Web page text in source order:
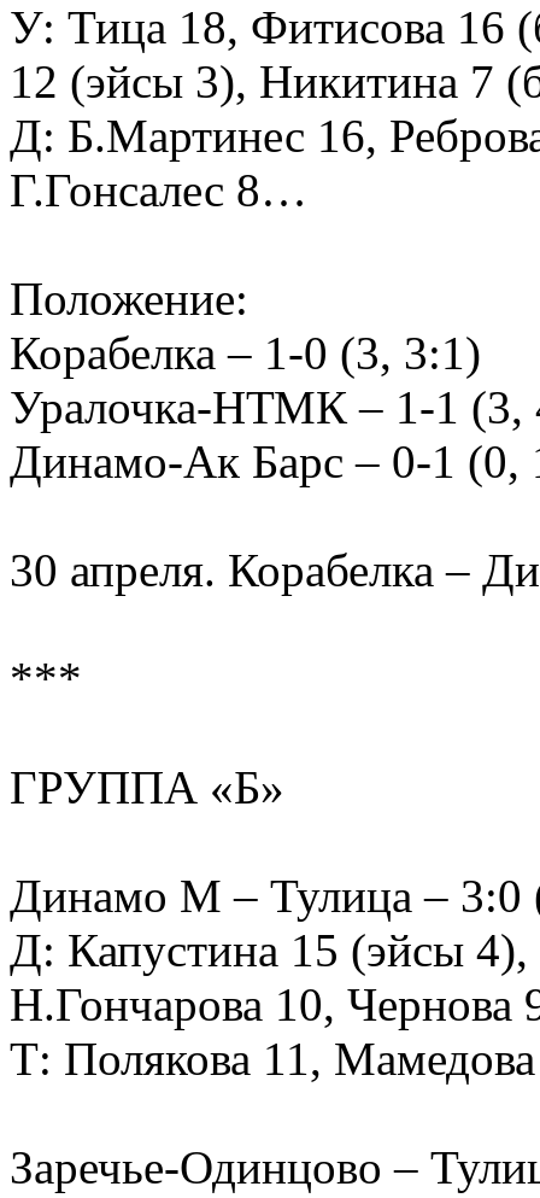
У: Тица 18, Фитисова 16
12 (эйсы 3), Никитина 7
Д: Б.Мартинес 16,
Г.Гонсалес 8…
Положение:
Корабелка – 1-0 (3, 3:1)
Уралочка-НТМК – 1-1 (3,
Динамо-Ак Барс – 0-1 (0,
30 апреля. Корабелка –
***
ГРУППА «Б»
Динамо М – Тулица – 3:0
Д: Капустина 15 (эйсы
Н.Гончарова 10, Чернова
Т: Полякова 11,
Заречье-Одинцово –